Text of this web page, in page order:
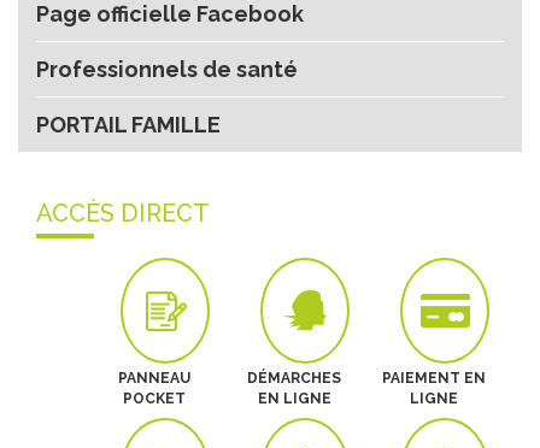
Page officielle Facebook
Professionnels de santé
PORTAIL FAMILLE
ACCÈS DIRECT
PANNEAU
POCKET
DÉMARCHES
EN LIGNE
PAIEMENT EN
LIGNE